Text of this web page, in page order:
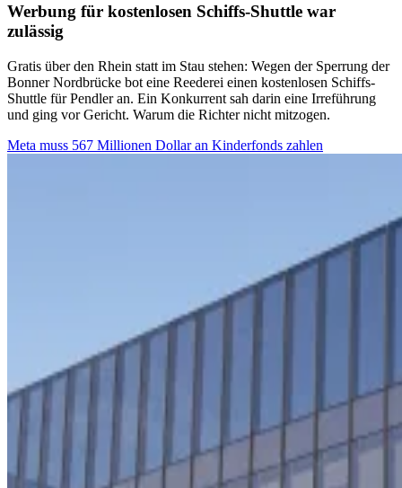
Werbung für kostenlosen Schiffs-Shuttle war
zulässig
Gratis über den Rhein statt im Stau stehen: Wegen der Sperrung der
Bonner Nordbrücke bot eine Reederei einen kostenlosen Schiffs-
Shuttle für Pendler an. Ein Konkurrent sah darin eine Irreführung
und ging vor Gericht. Warum die Richter nicht mitzogen.
Meta muss 567 Millionen Dollar an Kinderfonds zahlen